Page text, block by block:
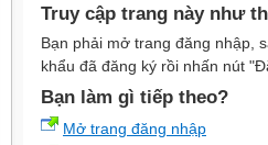
Truy cập trang này như
Bạn phải mở trang đăng nhập,
khẩu đã đăng ký rồi nhấn nút
Bạn làm gì tiếp theo?
Mở trang đăng nhập